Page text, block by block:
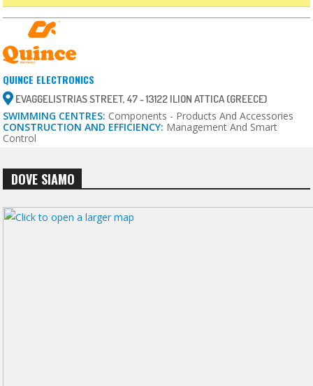
QUINCE ELECTRONICS
EVAGGELISTRIAS STREET, 47 - 13122 ILION ATTICA (GREECE)
SWIMMING CENTRES: Components - Products And Accessories
CONSTRUCTION AND EFFICIENCY: Management And Smart
Control
DOVE SIAMO